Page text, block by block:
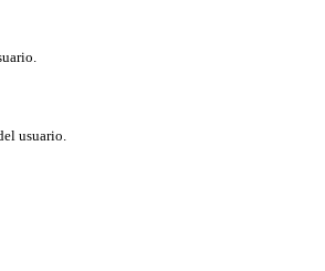
usuario.